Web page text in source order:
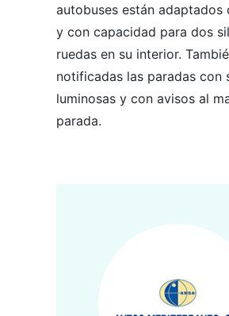
autobuses están adaptados
y con capacidad para dos
ruedas en su interior.
notificadas las paradas con
luminosas y con avisos al
parada.